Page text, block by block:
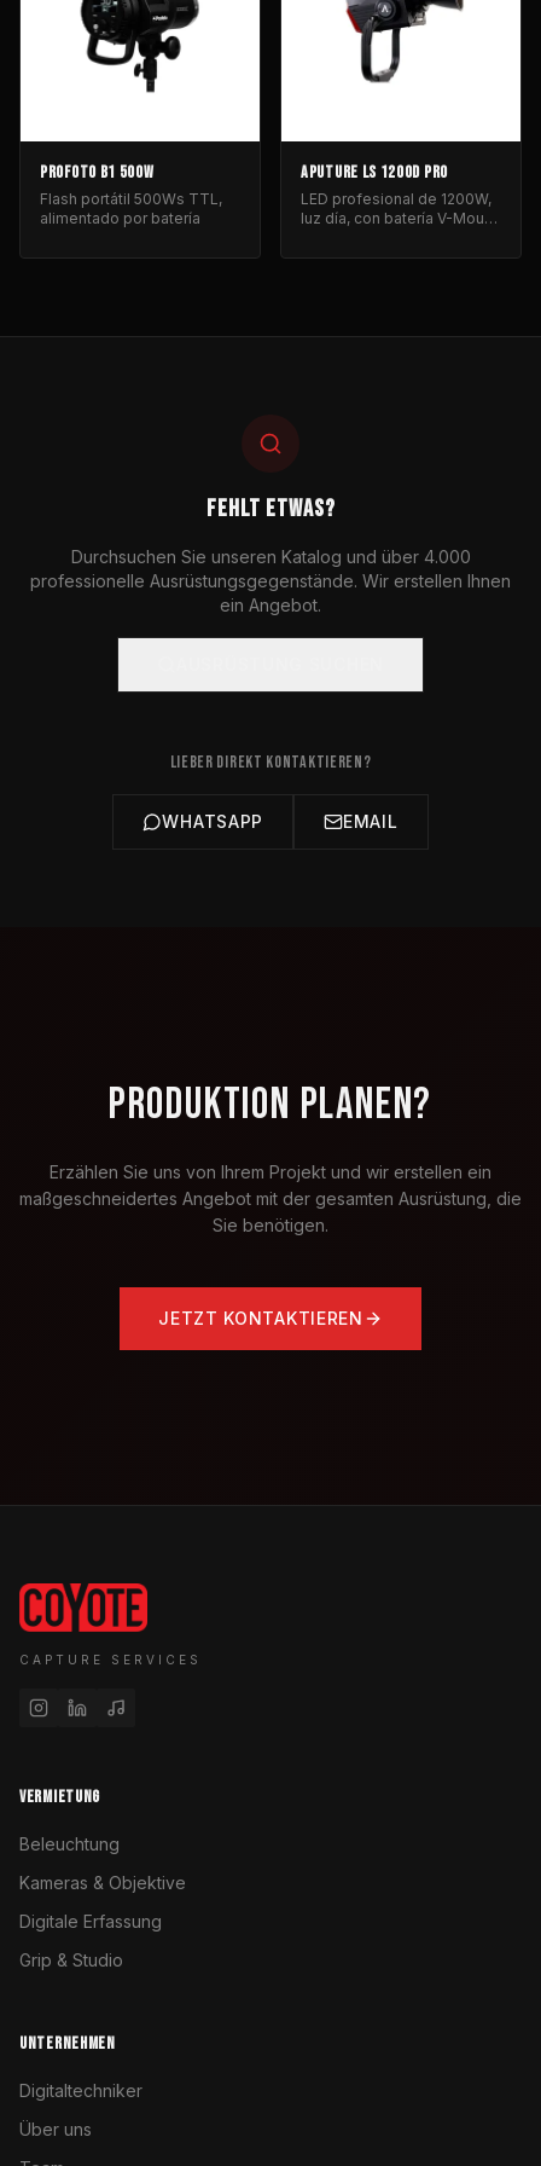
PROFOTO B1 500W
Flash portátil 500Ws TTL,
alimentado por batería
APUTURE LS 1200D PRO
LED profesional de 1200W,
luz día, con batería V-Mount
fotografía.
FEHLT ETWAS?
Durchsuchen Sie unseren Katalog und über 4.000
professionelle Ausrüstungsgegenstände. Wir erstellen Ihnen
ein Angebot.
LIEBER DIREKT KONTAKTIEREN?
WHATSAPP EMAIL
PRODUKTION PLANEN?
Erzählen Sie uns von Ihrem Projekt und wir erstellen ein
maßgeschneidertes Angebot mit der gesamten Ausrüstung, die
Sie benötigen.
JETZT KONTAKTIEREN
CAPTURE SERVICES
VERMIETUNG
Beleuchtung
Kameras & Objektive
Digitale Erfassung
Grip & Studio
UNTERNEHMEN
Digitaltechniker
Über uns